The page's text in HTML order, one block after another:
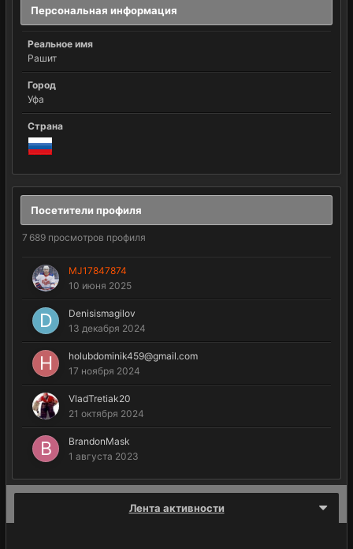
Персональная информация
Реальное имя
Рашит
Город
Уфа
Страна
Посетители профиля
7 689 просмотров профиля
MJ17847874
10 июня 2025
Denisismagilov
13 декабря 2024
holubdominik459@gmail.com
17 ноября 2024
VladTretiak20
21 октября 2024
BrandonMask
1 августа 2023
Лента активности